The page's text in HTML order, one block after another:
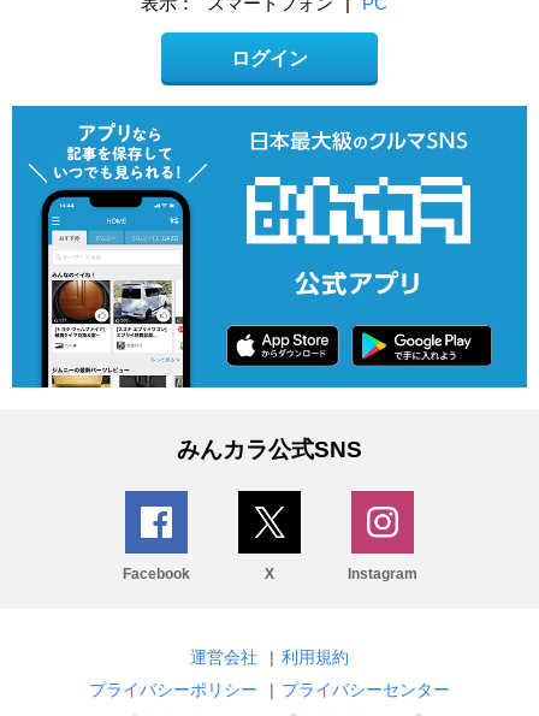
ログイン
みんカラ公式SNS
Facebook X Instagram
運営会社 | 利用規約
プライバシーポリシー
| プライバシーセンター